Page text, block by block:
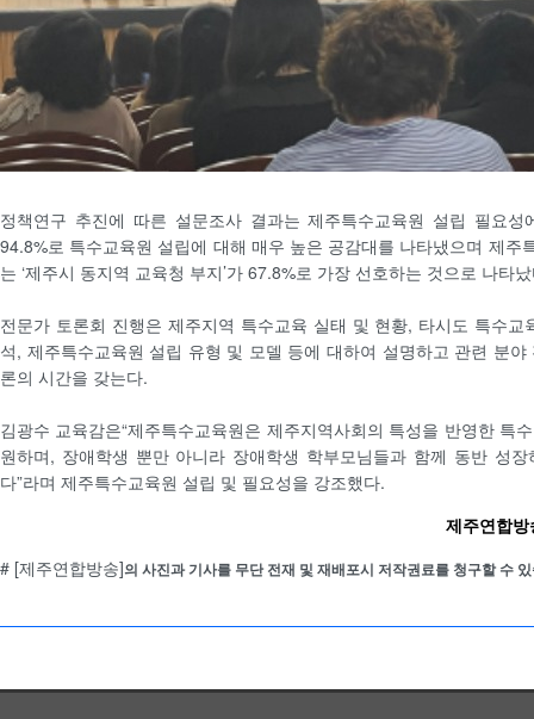
정책연구 추진에 따른 설문조사 결과는 제주특수교육원 설립 필요성
94.8%로 특수교육원 설립에 대해 매우 높은 공감대를 나타냈으며 제주
는 ‘제주시 동지역 교육청 부지’가 67.8%로 가장 선호하는 것으로 나타
전문가 토론회 진행은 제주지역 특수교육 실태 및 현황, 타시도 특수
석, 제주특수교육원 설립 유형 및 모델 등에 대하여 설명하고 관련 분
론의 시간을 갖는다.
김광수 교육감은“제주특수교육원은 제주지역사회의 특성을 반영한 특
원하며, 장애학생 뿐만 아니라 장애학생 학부모님들과 함께 동반 성
다”라며 제주특수교육원 설립 및 필요성을 강조했다.
제주연합
# [제주연합방송]의 사진과 기사를 무단 전재 및 재배포시 저작권료를 청구할 수